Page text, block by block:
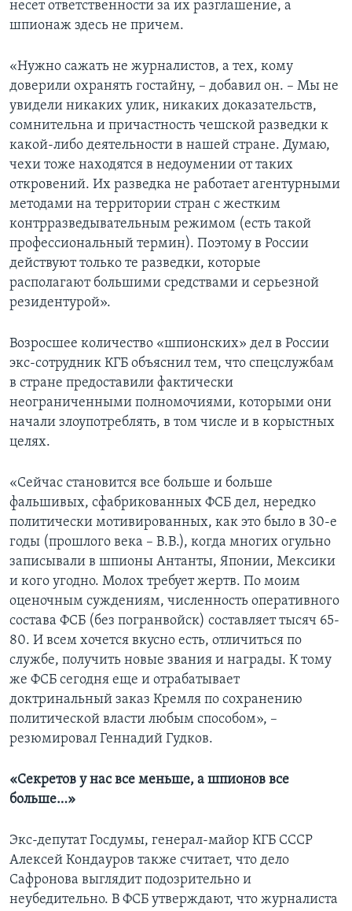
несет ответственности за их разглашение, а
шпионаж здесь не причем.
«Нужно сажать не журналистов, а тех, кому
доверили охранять гостайну, – добавил он. – Мы не
увидели никаких улик, никаких доказательств,
сомнительна и причастность чешской разведки к
какой-либо деятельности в нашей стране. Думаю,
чехи тоже находятся в недоумении от таких
откровений. Их разведка не работает агентурными
методами на территории стран с жестким
контрразведывательным режимом (есть такой
профессиональный термин). Поэтому в России
действуют только те разведки, которые
располагают большими средствами и серьезной
резидентурой».
Возросшее количество «шпионских» дел в России
экс-сотрудник КГБ объяснил тем, что спецслужбам
в стране предоставили фактически
неограниченными полномочиями, которыми они
начали злоупотреблять, в том числе и в корыстных
целях.
«Сейчас становится все больше и больше
фальшивых, сфабрикованных ФСБ дел, нередко
политически мотивированных, как это было в 30-е
годы (прошлого века – В.В.), когда многих огульно
записывали в шпионы Антанты, Японии, Мексики
и кого угодно. Молох требует жертв. По моим
оценочным суждениям, численность оперативного
состава ФСБ (без погранвойск) составляет тысяч 65-
80. И всем хочется вкусно есть, отличиться по
службе, получить новые звания и награды. К тому
же ФСБ сегодня еще и отрабатывает
доктринальный заказ Кремля по сохранению
политической власти любым способом», –
резюмировал Геннадий Гудков.
«Секретов у нас все меньше, а шпионов все
больше…»
Экс-депутат Госдумы, генерал-майор КГБ СССР
Алексей Кондауров также считает, что дело
Сафронова выглядит подозрительно и
неубедительно. В ФСБ утверждают, что журналиста